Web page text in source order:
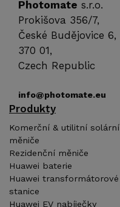
Photomate s.r.o.
Prokišova 356/7,
České Budějovice 6,
370 01,
Czech Republic
info@photomate.eu
Produkty
Komerční & utilitní solární
měniče
Rezidenční měniče
Huawei baterie
Huawei transformátorové
stanice
Huawei EV nabíječky